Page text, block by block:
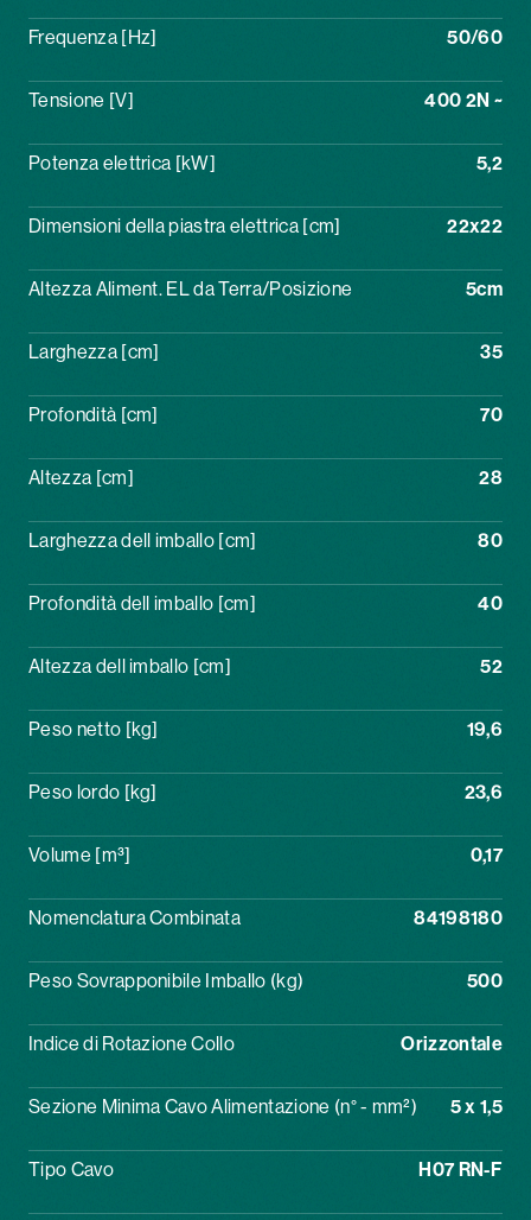
Frequenza [Hz] 50/60
Tensione [V] 400 2N ~
Potenza elettrica [kW] 5,2
Dimensioni della piastra elettrica [cm] 22x22
Altezza Aliment. EL da Terra/Posizione 5cm
Larghezza [cm] 35
Profondità [cm] 70
Altezza [cm] 28
Larghezza dell imballo [cm] 80
Profondità dell imballo [cm] 40
Altezza dell imballo [cm] 52
Peso netto [kg] 19,6
Peso lordo [kg] 23,6
Volume [m³] 0,17
Nomenclatura Combinata 84198180
Peso Sovrapponibile Imballo (kg) 500
Indice di Rotazione Collo Orizzontale
Sezione Minima Cavo Alimentazione (n° - mm²) 5 x 1,5
Tipo Cavo H07 RN-F